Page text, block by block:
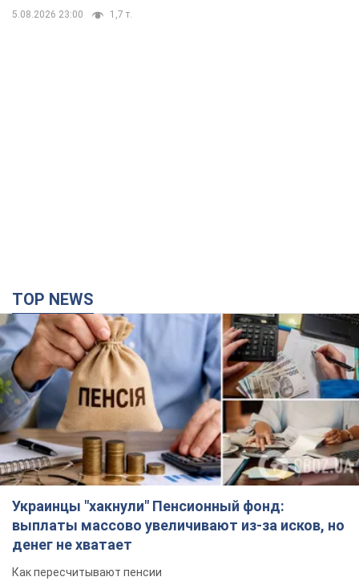
5.08.2026 23:00 1,7 т.
TOP NEWS
Украинцы "хакнули" Пенсионный фонд:
выплаты массово увеличивают из-за исков, но
денег не хватает
Как пересчитывают пенсии